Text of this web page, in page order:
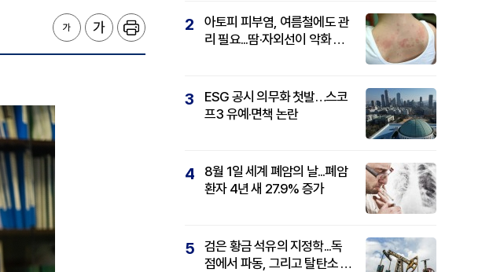
2
아토피 피부염, 여름철에도 관
리 필요...땀·자외선이 악화 요
3
ESG 공시 의무화 첫발…스코
프3 유예·면책 논란
4
8월 1일 세계 폐암의 날...폐암
환자 4년 새 27.9% 증가
5
검은 황금 석유의 지정학...독
점에서 파동, 그리고 탈탄소 패